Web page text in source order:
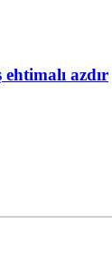
azdır